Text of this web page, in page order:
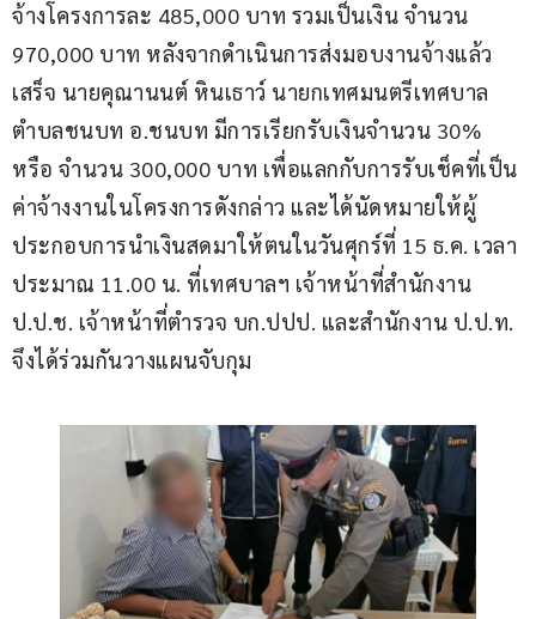
จ้างโครงการละ 485,000 บาท รวมเป็นเงิน จำนวน
970,000 บาท หลังจากดำเนินการส่งมอบงานจ้างแล้ว
เสร็จ นายคุณานนต์ หินเธาว์ นายกเทศมนตรีเทศบาล
ตำบลชนบท อ.ชนบท มีการเรียกรับเงินจำนวน 30%
หรือ จำนวน 300,000 บาท เพื่อแลกกับการรับเช็คที่เป็น
ค่าจ้างงานในโครงการดังกล่าว และได้นัดหมายให้ผู้
ประกอบการนำเงินสดมาให้ตนในวันศุกร์ที่ 15 ธ.ค. เวลา
ประมาณ 11.00 น. ที่เทศบาลฯ เจ้าหน้าที่สำนักงาน
ป.ป.ช. เจ้าหน้าที่ตำรวจ บก.ปปป. และสำนักงาน ป.ป.ท.
จึงได้ร่วมกันวางแผนจับกุม